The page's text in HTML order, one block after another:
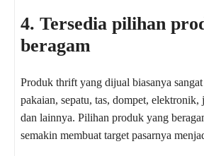
4. Tersedia pilihan
beragam
Produk thrift yang dijual biasanya
pakaian, sepatu, tas, dompet,
dan lainnya. Pilihan produk yang
semakin membuat target pasarnya